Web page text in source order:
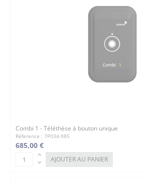
Combi 1 - Téléthèse à bouton unique
Réference : 7P034-985
685,00 €
AJOUTER AU PANIER